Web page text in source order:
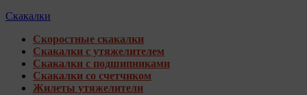
Скакалки
Скоростные скакалки
Скакалки с утяжелителем
Скакалки с подшипниками
Скакалки со счетчиком
Жилеты утяжелители